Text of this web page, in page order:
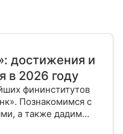
достижения и
в 2026 году
фининститутов
Познакомимся с
а также дадим
акций в 2026 году.